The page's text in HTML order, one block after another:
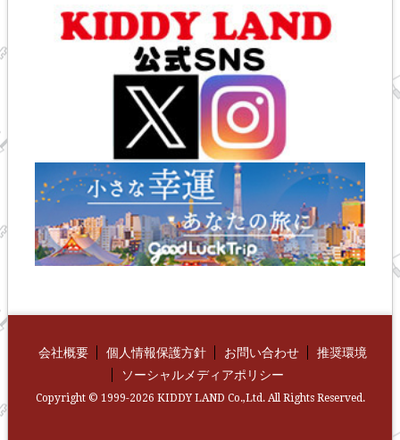
会社概要 個人情報保護方針 お問い合わせ
推奨環境
ソーシャルメディアポリシー
Copyright © 1999-2026 KIDDY LAND Co.,Ltd. All Rights Reserved.